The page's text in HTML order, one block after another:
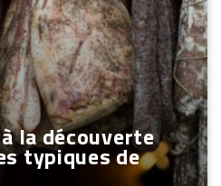
la découverte
typiques de